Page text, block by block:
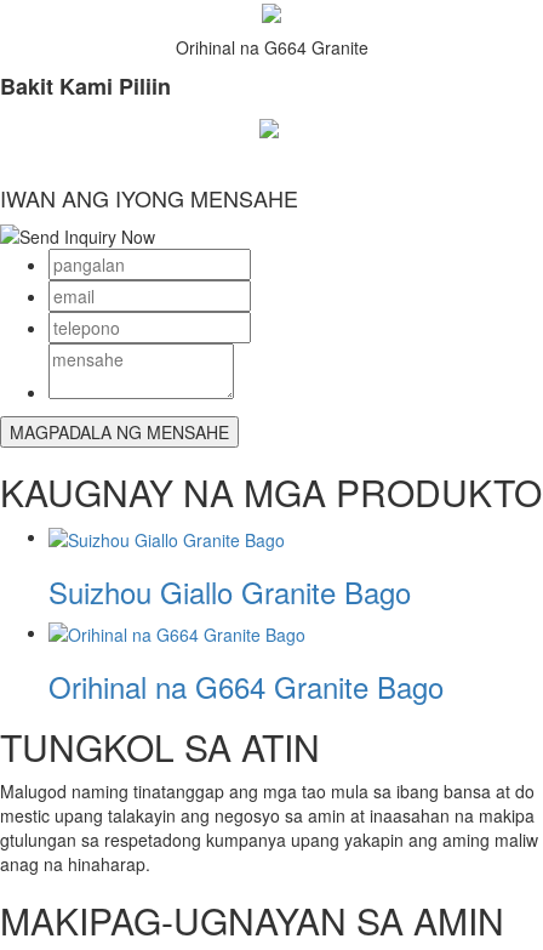
Orihinal na G664 Granite
Bakit Kami Piliin
IWAN ANG IYONG MENSAHE
KAUGNAY NA MGA PRODUKTO
Suizhou Giallo Granite Bago
Orihinal na G664 Granite Bago
TUNGKOL SA ATIN
Malugod naming tinatanggap ang mga tao mula sa ibang bansa at do
mestic upang talakayin ang negosyo sa amin at inaasahan na makipa
gtulungan sa respetadong kumpanya upang yakapin ang aming maliw
anag na hinaharap.
MAKIPAG-UGNAYAN SA AMIN